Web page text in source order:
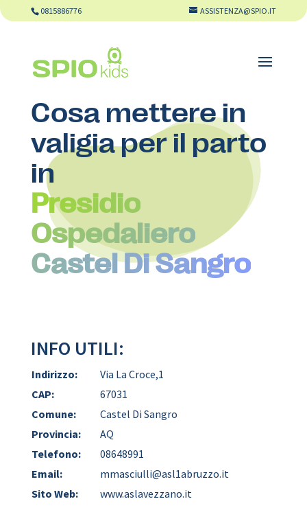
0815886776 ASSISTENZA@SPIO.IT
Cosa mettere in
valigia per il parto
in
Presidio
Ospedaliero
Castel Di Sangro
INFO UTILI:
Indirizzo:
Via La Croce,1
CAP:
67031
Comune:
Castel Di Sangro
Provincia:
AQ
Telefono:
08648991
Email:
mmasciulli@asl1abruzzo.it
Sito Web:
www.aslavezzano.it